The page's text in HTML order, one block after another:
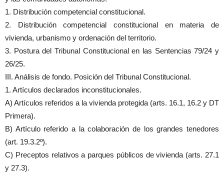
1. Distribución competencial constitucional.
2. Distribución competencial constitucional en materia de
vivienda, urbanismo y ordenación del territorio.
3. Postura del Tribunal Constitucional en las Sentencias 79/24 y
26/25.
III. Análisis de fondo. Posición del Tribunal Constitucional.
1. Artículos declarados inconstitucionales.
A) Artículos referidos a la vivienda protegida (arts. 16.1, 16.2 y DT
Primera).
B) Artículo referido a la colaboración de los grandes tenedores
(art. 19.3.2º).
C) Preceptos relativos a parques públicos de vivienda (arts. 27.1
y 27.3).